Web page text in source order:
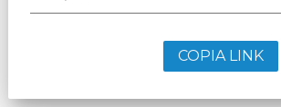
COPIA LINK